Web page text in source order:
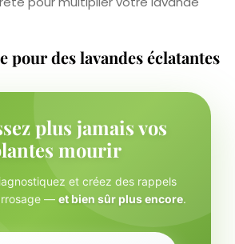
pour des lavandes éclatantes
plus jamais vos
mourir
et créez des rappels
— et bien sûr plus encore.